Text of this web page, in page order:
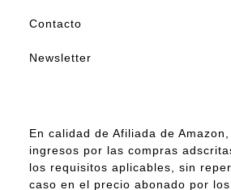
Contacto
Newsletter
En calidad de Afiliada de
ingresos por las compras
los requisitos aplicables, sin
caso en el precio abonado por los